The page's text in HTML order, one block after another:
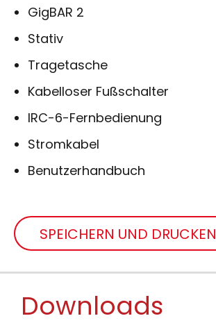
GigBAR 2
Stativ
Tragetasche
Kabelloser Fußschalter
IRC-6-Fernbedienung
Stromkabel
Benutzerhandbuch
SPEICHERN UND DRUCKEN
Downloads